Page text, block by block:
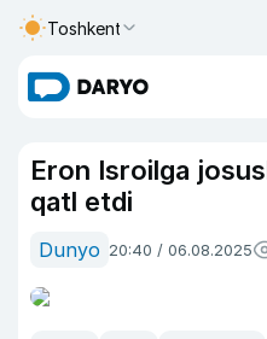
Toshkent
Eron Isroilga
qatl etdi
Dunyo 20:40 / 06.08.2025